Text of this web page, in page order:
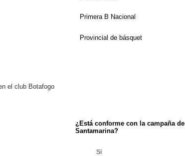
el club Botafogo
Primera B Nacional
Provincial de básquet
¿Está conforme con la campaña de
Santamarina?
Sí